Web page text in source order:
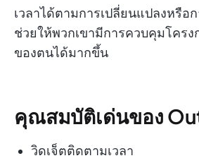
เวลาได้ตามการเปลี่ยนแปลงหรือ
ช่วยให้พวกเขามีการควบคุมโครง
ของตนได้มากขึ้น
คุณสมบัติเด่นของ
วิดเจ็ตติดตามเวลา